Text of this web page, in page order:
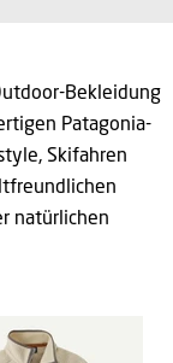
Bekleidung
Patagonia-
Skifahren
natürlichen